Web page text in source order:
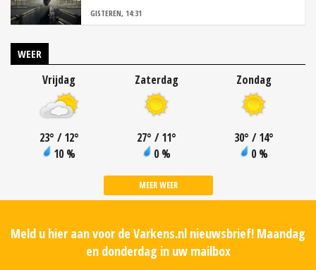
GISTEREN, 14:31
WEER
Vrijdag
23° / 12°
10 %
Zaterdag
27° / 11°
0 %
Zondag
30° / 14°
0 %
MEER WEER
Meld u hier aan voor de Varkens.nl nieuwsbrief! Maandag
en donderdag in uw mailbox